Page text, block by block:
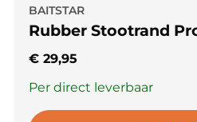
BAITSTAR
Rubber Stootrand
€ 29,95
Per direct leverbaar